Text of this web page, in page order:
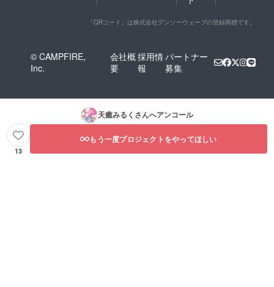
「QRコード」は株式会社デンソーウェーブの登録商標です。
© CAMPFIRE,
Inc.
会社概
要
採用情
報
パートナー
募集
天癒みるく さんへアンコール
13
もう一度プロジェクトをやってほしい